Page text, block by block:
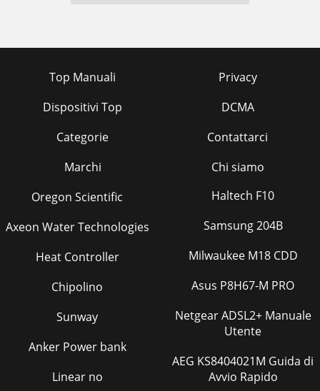
Top Manuali
Dispositivi Top
Categorie
Marchi
Privacy
DCMA
Contattarci
Chi siamo
Oregon Scientific
Axeon Water Technologies
Heat Controller
Chipolino
Sunway
Anker Power bank
Linear no
Haltech F10
Samsung 204B
Milwaukee M18 CDD
Asus P8H67-M PRO
Netgear ADSL2+ Manuale
Utente
AEG KS8404021M Guida di
Avvio Rapido